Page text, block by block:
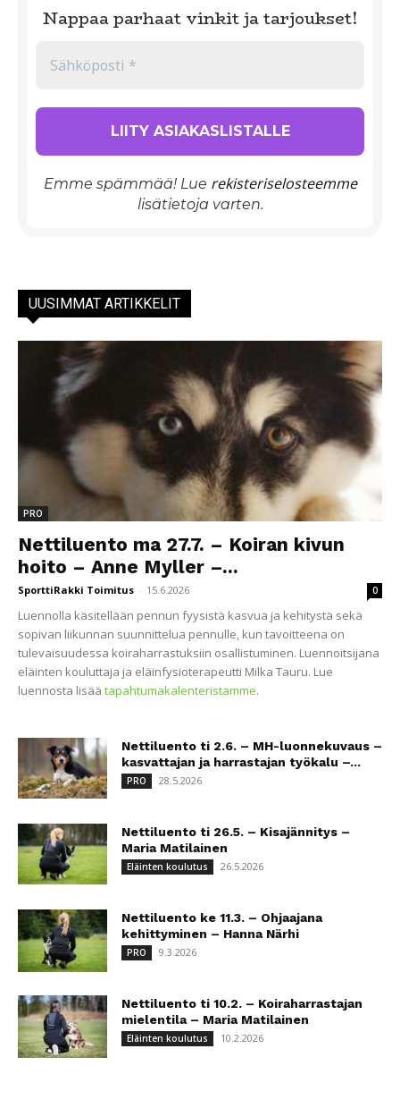
Nappaa parhaat vinkit ja tarjoukset!
Emme spämmää! Lue rekisteriselosteemme
lisätietoja varten.
UUSIMMAT ARTIKKELIT
PRO
Nettiluento ma 27.7. – Koiran kivun
hoito – Anne Myller –...
SporttiRakki Toimitus - 15.6.2026 0
Luennolla käsitellään pennun fyysistä kasvua ja kehitystä sekä
sopivan liikunnan suunnittelua pennulle, kun tavoitteena on
tulevaisuudessa koiraharrastuksiin osallistuminen. Luennoitsijana
eläinten kouluttaja ja eläinfysioterapeutti Milka Tauru. Lue
luennosta lisää tapahtumakalenteristamme.
Nettiluento ti 2.6. – MH-luonnekuvaus –
kasvattajan ja harrastajan työkalu –...
PRO 28.5.2026
Nettiluento ti 26.5. – Kisajännitys –
Maria Matilainen
Eläinten koulutus 26.5.2026
Nettiluento ke 11.3. – Ohjaajana
kehittyminen – Hanna Närhi
PRO 9.3.2026
Nettiluento ti 10.2. – Koiraharrastajan
mielentila – Maria Matilainen
Eläinten koulutus 10.2.2026